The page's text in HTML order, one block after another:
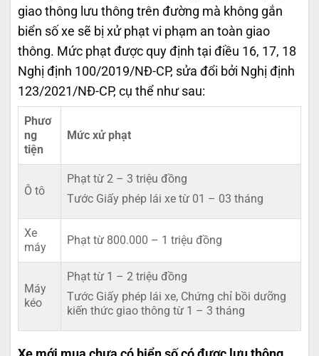
giao thông lưu thông trên đường mà không gắn
biển số xe sẽ bị xử phạt vi phạm an toàn giao
thông. Mức phạt được quy định tại điều 16, 17, 18
Nghị định 100/2019/NĐ-CP, sửa đổi bởi Nghị định
123/2021/NĐ-CP, cụ thể như sau:
Phươ
ng
tiện
Mức xử phạt
Ô tô
Phạt từ 2 – 3 triệu đồng
Tước Giấy phép lái xe từ 01 – 03 tháng
Xe
máy
Phạt từ 800.000 – 1 triệu đồng
Máy
kéo
Phạt từ 1 – 2 triệu đồng
Tước Giấy phép lái xe, Chứng chỉ bồi dưỡng
kiến thức giao thông từ 1 – 3 tháng